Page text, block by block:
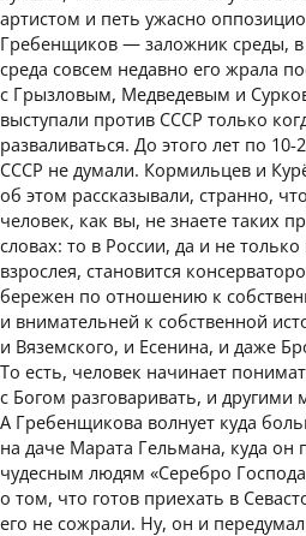
артистом и петь ужасно
Гребенщиков — заложник среды,
среда совсем недавно его жрала
с Грызловым, Медведевым и
выступали против СССР только
разваливаться. До этого лет по
СССР не думали. Кормильцев и
об этом рассказывали, странно,
человек, как вы, не знаете таких
словах: то в России, да и не
взрослея, становится
бережен по отношению к
и внимательней к собственной
и Вяземского, и Есенина, и даже
То есть, человек начинает
с Богом разговаривать, и другими
А Гребенщикова волнует куда
на даче Марата Гельмана, куда он
чудесным людям «Серебро
о том, что готов приехать в
его не сожрали. Ну, он и